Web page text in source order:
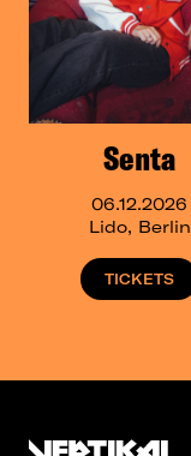
Senta
06.12.2026
Lido, Berlin
TICKETS